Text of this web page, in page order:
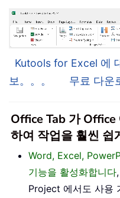
Kutools for Excel 에
보。。。
무료 다운
Office Tab 가
하여 작업을 훨씬 쉽
Word, Excel,
기능을 활성화합니다
Project 에서도 사용